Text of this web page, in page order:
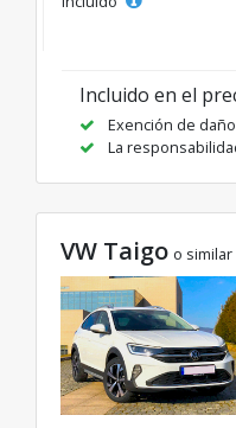
Incluido en el
Exención de
La
VW Taigo o similar